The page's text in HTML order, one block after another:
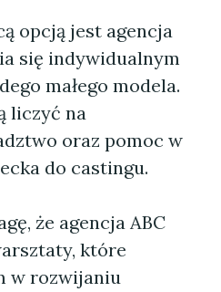
opcją jest agencja
się indywidualnym
małego modela.
liczyć na
oraz pomoc w
do castingu.
że agencja ABC
które
w rozwijaniu